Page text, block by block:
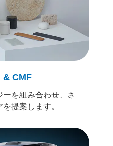
& CMF
を組み合わせ、さ
提案します。